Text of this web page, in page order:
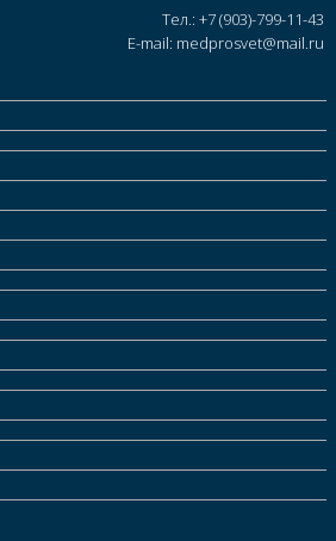
Тел.: +7 (903)-799-11-43
E-mail: medprosvet@mail.ru